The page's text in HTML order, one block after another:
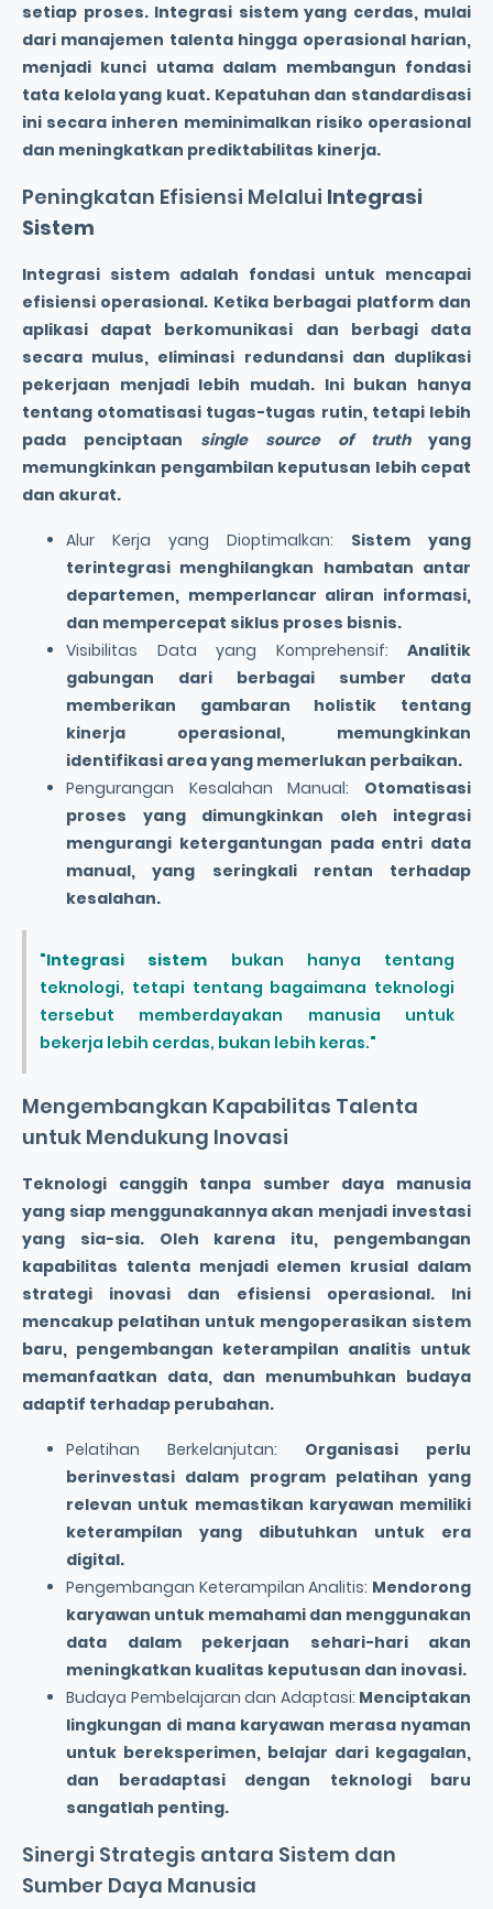
setiap proses. Integrasi sistemyang cerdas, mulai
dari manajemen talenta hingga operasional harian,
menjadi kunci utama dalam membangun fondasi
tata kelola yang kuat. Kepatuhan dan standardisasi
ini secara inheren meminimalkan risiko operasional
dan meningkatkan prediktabilitas kinerja.
Peningkatan Efisiensi Melalui Integrasi
Sistem
Integrasi sistem adalah fondasi untuk mencapai
efisiensi operasional. Ketika berbagai platform dan
aplikasi dapat berkomunikasi dan berbagi data
secara mulus, eliminasi redundansi dan duplikasi
pekerjaan menjadi lebih mudah. Ini bukan hanya
tentang otomatisasi tugas-tugas rutin, tetapi lebih
pada penciptaan single source of truthyang
memungkinkan pengambilan keputusan lebih cepat
dan akurat.
Alur Kerja yang Dioptimalkan: Sistem yang
terintegrasi menghilangkan hambatan antar
departemen, memperlancar aliran informasi,
dan mempercepat siklus proses bisnis.
Visibilitas Data yang Komprehensif: Analitik
gabungan dari berbagai sumber data
memberikan gambaran holistik tentang
kinerja operasional, memungkinkan
identifikasi area yang memerlukan perbaikan.
Pengurangan Kesalahan Manual: Otomatisasi
proses yang dimungkinkan oleh integrasi
mengurangi ketergantungan pada entri data
manual, yang seringkali rentan terhadap
kesalahan.
"Integrasi sistem bukan hanya tentang
teknologi, tetapi tentang bagaimana teknologi
tersebut memberdayakan manusia untuk
bekerja lebih cerdas, bukan lebih keras."
Mengembangkan Kapabilitas Talenta
untuk Mendukung Inovasi
Teknologi canggih tanpa sumber daya manusia
yang siap menggunakannya akan menjadi investasi
yang sia-sia. Oleh karena itu, pengembangan
kapabilitas talenta menjadi elemen krusial dalam
strategi inovasi dan efisiensi operasional. Ini
mencakup pelatihan untuk mengoperasikan sistem
baru, pengembangan keterampilan analitis untuk
memanfaatkan data, dan menumbuhkan budaya
adaptif terhadap perubahan.
Pelatihan Berkelanjutan: Organisasi perlu
berinvestasi dalam program pelatihan yang
relevan untuk memastikan karyawan memiliki
keterampilan yang dibutuhkan untuk era
digital.
Pengembangan Keterampilan Analitis: Mendorong
karyawan untuk memahami dan menggunakan
data dalam pekerjaan sehari-hari akan
meningkatkan kualitas keputusan dan inovasi.
Budaya Pembelajaran dan Adaptasi: Menciptakan
lingkungan di mana karyawan merasa nyaman
untuk bereksperimen, belajar dari kegagalan,
dan beradaptasi dengan teknologi baru
sangatlah penting.
Sinergi Strategis antara Sistem dan
Sumber Daya Manusia